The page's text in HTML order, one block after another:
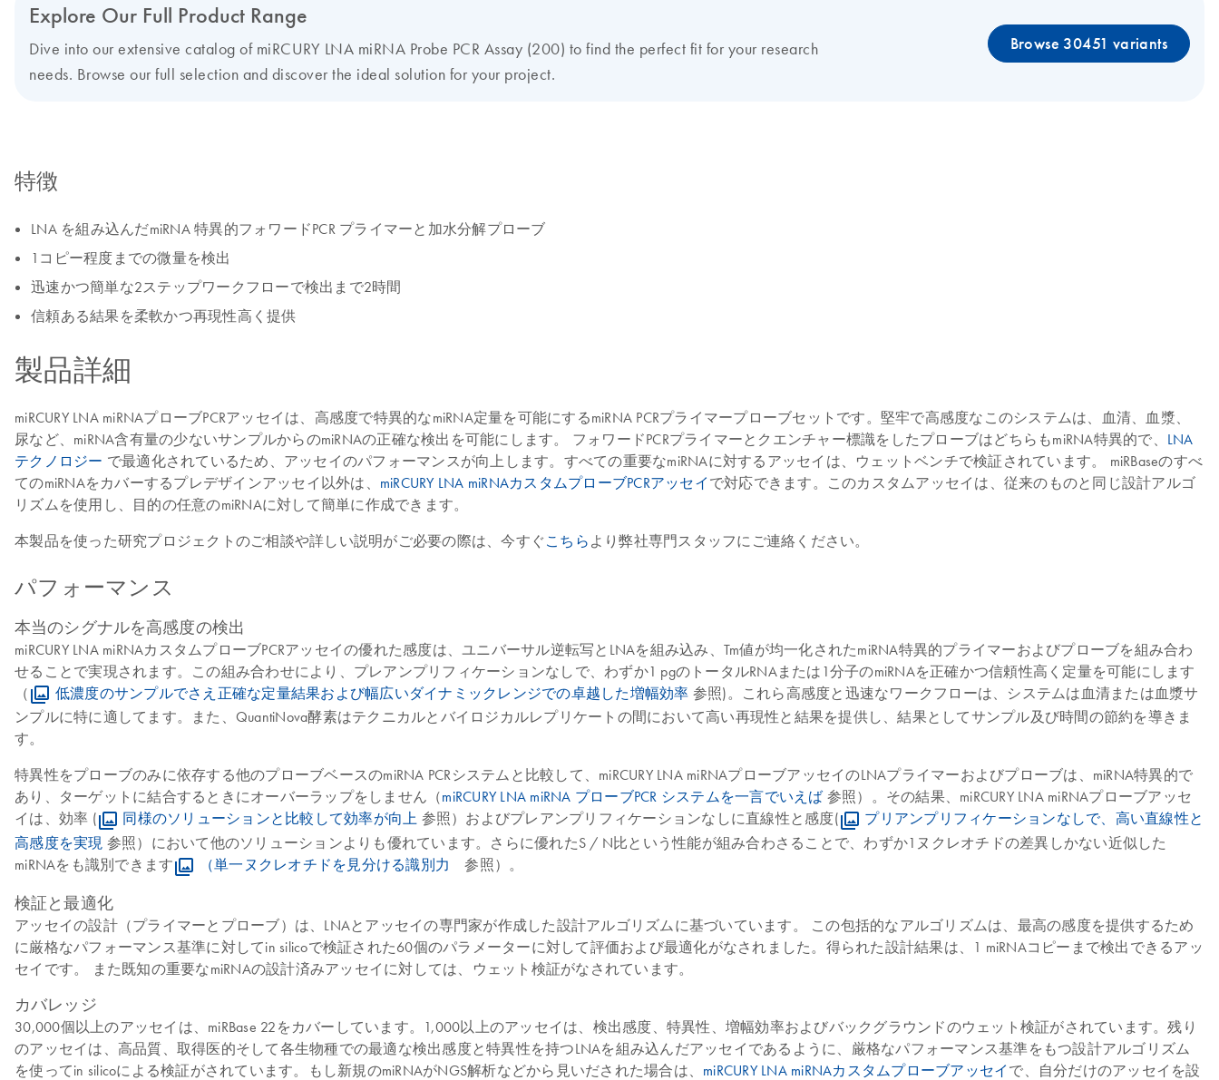
Explore Our Full Product Range
Dive into our extensive catalog of miRCURY LNA miRNA Probe PCR Assay (200) to find the perfect fit for your research
needs. Browse our full selection and discover the ideal solution for your project.
Browse 30451 variants
特徴
LNA を組み込んだmiRNA 特異的フォワードPCR プライマーと加水分解プローブ
1コピー程度までの微量を検出
迅速かつ簡単な2ステップワークフローで検出まで2時間
信頼ある結果を柔軟かつ再現性高く提供
製品詳細
miRCURY LNA miRNAプローブPCRアッセイは、高感度で特異的なmiRNA定量を可能にするmiRNA PCRプライマープローブセットです。堅牢で高感度なこのシステムは、血清、血漿、
尿など、miRNA含有量の少ないサンプルからのmiRNAの正確な検出を可能にします。 フォワードPCRプライマーとクエンチャー標識をしたプローブはどちらもmiRNA特異的で、 LNA
テクノロジー で最適化されているため、アッセイのパフォーマンスが向上します。すべての重要なmiRNAに対するアッセイは、ウェットベンチで検証されています。 miRBaseのすべ
てのmiRNAをカバーするプレデザインアッセイ以外は、 miRCURY LNA miRNAカスタムプローブPCRアッセイ で対応できます。このカスタムアッセイは、従来のものと同じ設計アルゴ
リズムを使用し、目的の任意のmiRNAに対して簡単に作成できます。
本製品を使った研究プロジェクトのご相談や詳しい説明がご必要の際は、今すぐこちら より弊社専門スタッフにご連絡ください。
パフォーマンス
本当のシグナルを高感度の検出
miRCURY LNA miRNAカスタムプローブPCRアッセイの優れた感度は、ユニバーサル逆転写とLNAを組み込み、Tm値が均一化されたmiRNA特異的プライマーおよびプローブを組み合わ
せることで実現されます。この組み合わせにより、プレアンプリフィケーションなしで、わずか1 pgのトータルRNAまたは1分子のmiRNAを正確かつ信頼性高く定量を可能にします
（
低濃度のサンプルでさえ正確な定量結果および幅広いダイナミックレンジでの卓越した増幅効率 参照)。これら高感度と迅速なワークフローは、システムは血清または血漿サ
ンプルに特に適してます。また、QuantiNova酵素はテクニカルとバイロジカルレプリケートの間において高い再現性と結果を提供し、結果としてサンプル及び時間の節約を導きま
す。
特異性をプローブのみに依存する他のプローブベースのmiRNA PCRシステムと比較して、miRCURY LNA miRNAプローブアッセイのLNAプライマーおよびプローブは、miRNA特異的で
あり、ターゲットに結合するときにオーバーラップをしません（miRCURY LNA miRNA プローブPCR システムを一言でいえば 参照）。その結果、miRCURY LNA miRNAプローブアッセ
イは、効率 (
同様のソリューションと比較して効率が向上 参照）およびプレアンプリフィケーションなしに直線性と感度(
プリアンプリフィケーションなしで、高い直線性と
高感度を実現 参照）において他のソリューションよりも優れています。さらに優れたS / N比という性能が組み合わさることで、わずか1ヌクレオチドの差異しかない近似した
miRNAをも識別できます
（単一ヌクレオチドを見分ける識別力 参照）。
検証と最適化
アッセイの設計（プライマーとプローブ）は、LNAとアッセイの専門家が作成した設計アルゴリズムに基づいています。 この包括的なアルゴリズムは、最高の感度を提供するため
に厳格なパフォーマンス基準に対してin silicoで検証された60個のパラメーターに対して評価および最適化がなされました。得られた設計結果は、1 miRNAコピーまで検出できるアッ
セイです。 また既知の重要なmiRNAの設計済みアッセイに対しては、ウェット検証がなされています。
カバレッジ
30,000個以上のアッセイは、miRBase 22をカバーしています。1,000以上のアッセイは、検出感度、特異性、増幅効率およびバックグラウンドのウェット検証がされています。残り
のアッセイは、高品質、取得医的そして各生物種での最適な検出感度と特異性を持つLNAを組み込んだアッセイであるように、厳格なパフォーマンス基準をもつ設計アルゴリズム
を使ってin silicoによる検証がされています。もし新規のmiRNAがNGS解析などから見いだされた場合は、 miRCURY LNA miRNAカスタムプローブアッセイ で、自分だけのアッセイを設